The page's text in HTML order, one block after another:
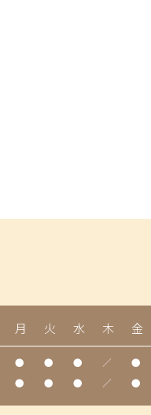
月 火 水 木 金
● ● ● ／ ●
● ● ● ／ ●